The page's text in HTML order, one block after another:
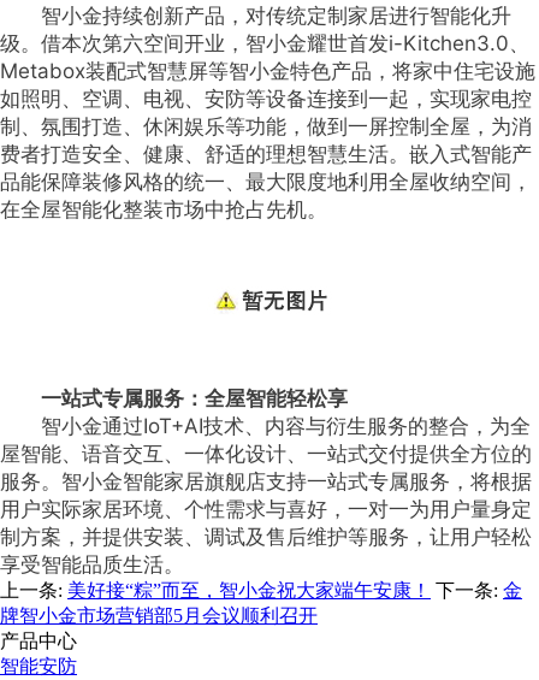
智小金持续创新产品，对传统定制家居进行智能化升
级。借本次第六空间开业，智小金耀世首发i-Kitchen3.0、
Metabox装配式智慧屏等智小金特色产品，将家中住宅设施
如照明、空调、电视、安防等设备连接到一起，实现家电控
制、氛围打造、休闲娱乐等功能，做到一屏控制全屋，为消
费者打造安全、健康、舒适的理想智慧生活。嵌入式智能产
品能保障装修风格的统一、最大限度地利用全屋收纳空间，
在全屋智能化整装市场中抢占先机。
一站式专属服务：全屋智能轻松享
智小金通过IoT+AI技术、内容与衍生服务的整合，为全
屋智能、语音交互、一体化设计、一站式交付提供全方位的
服务。智小金智能家居旗舰店支持一站式专属服务，将根据
用户实际家居环境、个性需求与喜好，一对一为用户量身定
制方案，并提供安装、调试及售后维护等服务，让用户轻松
享受智能品质生活。
上一条: 美好接“粽”而至，智小金祝大家端午安康！ 下一条: 金
牌智小金市场营销部5月会议顺利召开
产品中心
智能安防